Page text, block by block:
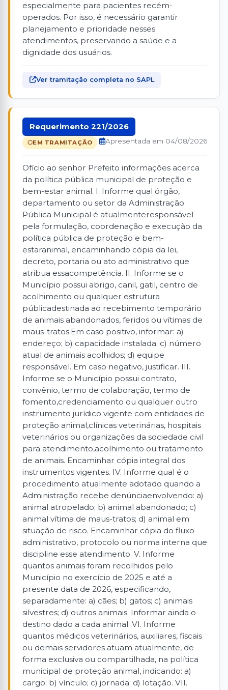
especialmente para pacientes recém-
operados. Por isso, é necessário garantir
planejamento e prioridade nesses
atendimentos, preservando a saúde e a
dignidade dos usuários.
Ver tramitação completa no SAPL
Requerimento 221/2026
EM TRAMITAÇÃO Apresentada em 04/08/2026
Ofício ao senhor Prefeito informações acerca
da política pública municipal de proteção e
bem-estar animal. I. Informe qual órgão,
departamento ou setor da Administração
Pública Municipal é atualmenteresponsável
pela formulação, coordenação e execução da
política pública de proteção e bem-
estaranimal, encaminhando cópia da lei,
decreto, portaria ou ato administrativo que
atribua essacompetência. II. Informe se o
Município possui abrigo, canil, gatil, centro de
acolhimento ou qualquer estrutura
públicadestinada ao recebimento temporário
de animais abandonados, feridos ou vítimas de
maus-tratos.Em caso positivo, informar: a)
endereço; b) capacidade instalada; c) número
atual de animais acolhidos; d) equipe
responsável. Em caso negativo, justificar. III.
Informe se o Município possui contrato,
convênio, termo de colaboração, termo de
fomento,credenciamento ou qualquer outro
instrumento jurídico vigente com entidades de
proteção animal,clínicas veterinárias, hospitais
veterinários ou organizações da sociedade civil
para atendimento,acolhimento ou tratamento
de animais. Encaminhar cópia integral dos
instrumentos vigentes. IV. Informe qual é o
procedimento atualmente adotado quando a
Administração recebe denúnciaenvolvendo: a)
animal atropelado; b) animal abandonado; c)
animal vítima de maus-tratos; d) animal em
situação de risco. Encaminhar cópia do fluxo
administrativo, protocolo ou norma interna que
discipline esse atendimento. V. Informe
quantos animais foram recolhidos pelo
Município no exercício de 2025 e até a
presente data de 2026, especificando,
separadamente: a) cães; b) gatos; c) animais
silvestres; d) outros animais. Informar ainda o
destino dado a cada animal. VI. Informe
quantos médicos veterinários, auxiliares, fiscais
ou demais servidores atuam atualmente, de
forma exclusiva ou compartilhada, na política
municipal de proteção animal, indicando: a)
cargo; b) vínculo; c) jornada; d) lotação. VII.